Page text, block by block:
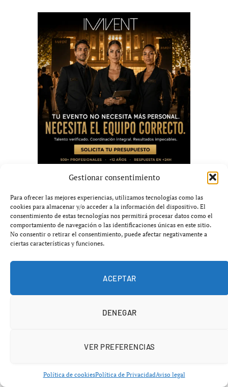
Gestionar consentimiento
Para ofrecer las mejores experiencias, utilizamos tecnologías como las
cookies para almacenar y/o acceder a la información del dispositivo. El
consentimiento de estas tecnologías nos permitirá procesar datos como el
comportamiento de navegación o las identificaciones únicas en este sitio.
No consentir o retirar el consentimiento, puede afectar negativamente a
ciertas características y funciones.
ACEPTAR
DENEGAR
VER PREFERENCIAS
Política de cookiesPolítica de PrivacidadAviso legal
ÚLTIMAS NOTICIAS
Diferencias clave entre Guardiola y Maresca
agosto 5, 2026